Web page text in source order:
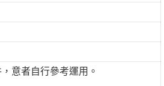
意者自行參考運用。